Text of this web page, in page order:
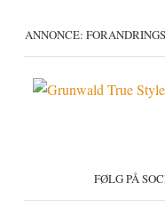
ANNONCE:
FØLG PÅ